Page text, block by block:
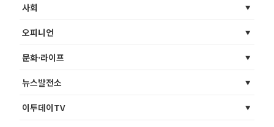
사회
오피니언
문화·라이프
뉴스발전소
이투데이TV